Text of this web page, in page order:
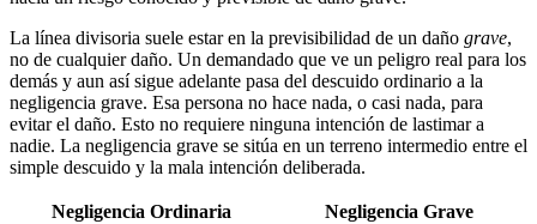
La línea divisoria suele estar en la previsibilidad de un daño grave,
no de cualquier daño. Un demandado que ve un peligro real para los
demás y aun así sigue adelante pasa del descuido ordinario a la
negligencia grave. Esa persona no hace nada, o casi nada, para
evitar el daño. Esto no requiere ninguna intención de lastimar a
nadie. La negligencia grave se sitúa en un terreno intermedio entre el
simple descuido y la mala intención deliberada.
Negligencia Ordinaria
Negligencia Grave